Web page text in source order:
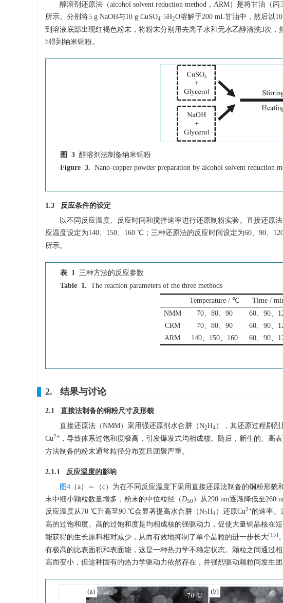
醇溶剂还原法（alcohol solvent reduction method，ARM）是将甘油（
所示。分别将5 g NaOH与10 g CuSO4·5H2O溶解于200 mL甘油中，然后以
到溶液底部出现红褐色粉末，将粉末分别用去离子水和无水乙醇清洗3次
h得到纳米铜粉。
图 3 醇溶剂法制备纳米铜粉
Figure 3. Nano-copper powder preparation by alcohol solvent reduction
1.3 反应条件的设定
以不同反应温度、反应时间和搅拌速率进行还原制粉实验。直接还原
应温度设定为140、150、160 ℃；三种还原法的反应时间设定为60、90、
所示。
表 1
三种方法的反应参数
Table 1. The reaction parameters of the three methods
Temperature / ℃
Time /
NMM
70、80、90 60、90、
CRM
70、80、90 60、90、
ARM
140、150、160 60、90、
2. 结果与讨论
2.1 直接法制备的铜粉尺寸及形貌
直接还原法（NMM）采用强还原剂水合肼（N2H4），其还原过程剧
Cu2+ ，导致体系过饱和度极高，引发爆发式均相成核。随后，新生的、
方法制备的粉末通常粒径分布宽且团聚严重。
2.1.1 反应温度的影响
图4 （a）～（c）为在不同反应温度下采用直接还原法制备的铜粉形
末中细小颗粒数量增多，粉末的中位粒径（ D50 ）从290 nm逐渐降低至260
反应温度从70 ℃升高至90 ℃会显著提高水合肼（N2H4）还原Cu2+的速率。
高的过饱和度。高的过饱和度是均相成核的强驱动力，促使大量铜晶核在
能获得的生长原料相对减少，从而有效地抑制了单个晶粒的进一步长大[15]
有极高的比表面积和表面能，这是一种热力学不稳定状态。颗粒之间通过
高而变小，但这种固有的热力学驱动力依然存在，并强烈驱动颗粒间发生团